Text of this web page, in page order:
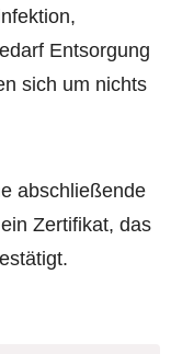
Entsorgung
sich um nichts
abschließende
Zertifikat, das